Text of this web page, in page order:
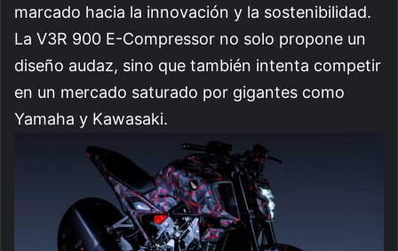
marcado hacia la innovación y la sostenibilidad.
La V3R 900 E-Compressor no solo propone un
diseño audaz, sino que también intenta competir
en un mercado saturado por gigantes como
Yamaha y Kawasaki.